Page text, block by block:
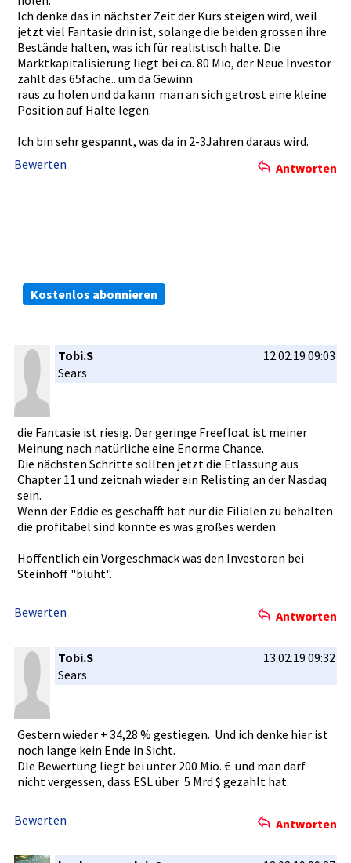
Ich denke das in nächster Zeit der Kurs steigen wird, weil
jetzt viel Fantasie drin ist, solange die beiden grossen ihre
Bestände halten, was ich für realistisc­h halte. Die
Marktkapit­alisierung­ liegt bei ca. 80 Mio, der Neue Investor
zahlt das 65fache.. um da Gewinn
raus zu holen und da kann man an sich getrost eine kleine
Position auf Halte legen.
Ich bin sehr gespannt, was da in 2-3Jahren daraus wird.
Bewerten
Antworten
Kostenlos abonnieren
Tobi.S
12.02.19 09:03
Sears
die Fantasie ist riesig. Der geringe Freefloat ist meiner
Meinung nach natürliche­ eine Enorme Chance.
Die nächsten Schritte sollten jetzt die Etlassung aus
Chapter 11 und zeitnah wieder ein Relisting an der Nasdaq
sein.
Wenn der Eddie es geschafft hat nur die Filialen zu behalten
die profitabel­ sind könnte es was großes werden.
Hoffentlic­h ein Vorgeschma­ck was den Investoren­ bei
Steinhoff "blüht".
Bewerten Antworten
Tobi.S
13.02.19 09:32
Sears
Gestern wieder + 34,28 % gestiegen.­ Und ich denke hier ist
noch lange kein Ende in Sicht.
DIe Bewertung liegt bei unter 200 Mio. € und man darf
nicht vergessen,­ dass ESL über 5 Mrd $ gezahlt hat.
Bewerten Antworten